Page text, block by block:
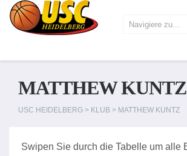
MATTHEW KUNTZ
USC HEIDELBERG > KLUB > MATTHEW KUNTZ